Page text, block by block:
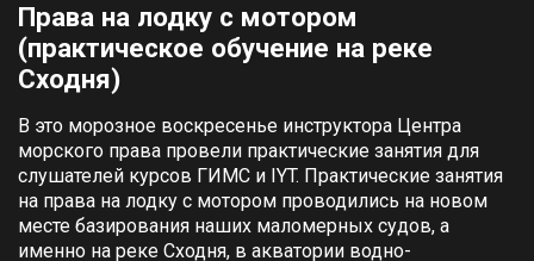
Права на лодку с мотором
(практическое обучение на реке
Сходня)
В это морозное воскресенье инструктора Центра
морского права провели практические занятия для
слушателей курсов ГИМС и IYT. Практические занятия
на права на лодку с мотором проводились на новом
месте базирования наших маломерных судов, а
именно на реке Сходня, в акватории водно-